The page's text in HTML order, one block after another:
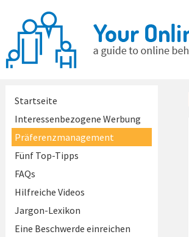
Startseite
Interessenbezogene Werbung
Präferenzmanagement
Fünf Top-Tipps
FAQs
Hilfreiche Videos
Jargon-Lexikon
Eine Beschwerde einreichen